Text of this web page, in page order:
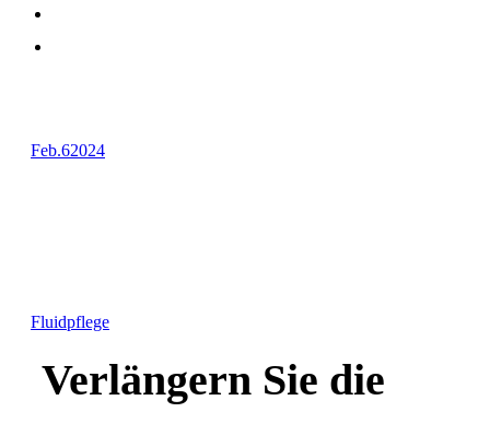
Feb.62024
Fluidpflege
Verlängern Sie die